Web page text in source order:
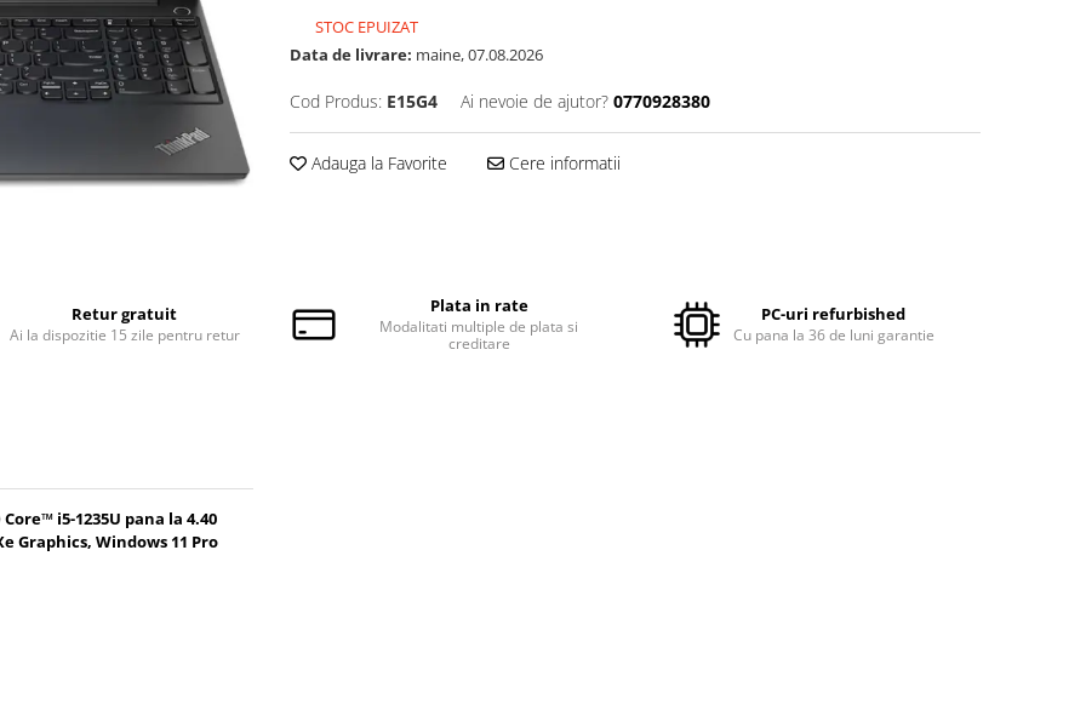
STOC EPUIZAT
Data de livrare: maine, 07.08.2026
Cod Produs: E15G4 Ai nevoie de ajutor? 0770928380
Adauga la Favorite Cere informatii
Retur gratuit
Ai la dispozitie 15 zile pentru retur
Plata in rate
Modalitati multiple de plata si
creditare
PC-uri refurbished
Cu pana la 36 de luni garantie
i5-1235U pana la 4.40
Graphics, Windows 11 Pro